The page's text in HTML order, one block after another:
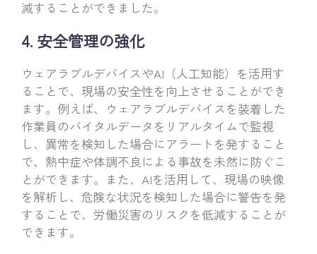
減することができました。
4. 安全管理の強化
ウェアラブルデバイスやAI（人工知能）を活用す
ることで、現場の安全性を向上させることができ
ます。例えば、ウェアラブルデバイスを装着した
作業員のバイタルデータをリアルタイムで監視
し、異常を検知した場合にアラートを発すること
で、熱中症や体調不良による事故を未然に防ぐこ
とができます。また、AIを活用して、現場の映像
を解析し、危険な状況を検知した場合に警告を発
することで、労働災害のリスクを低減することが
できます。